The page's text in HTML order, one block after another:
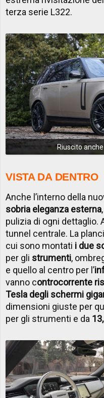
terza serie L322.
Riuscito
VISTA DA DENTRO
Anche l’interno della
sobria eleganza esterna
pulizia di ogni dettaglio.
tunnel centrale. La
cui sono montati i due
per gli strumenti,
e quello al centro per l’
vanno controcorrente
Tesla degli schermi
dimensioni giuste per
per gli strumenti e da